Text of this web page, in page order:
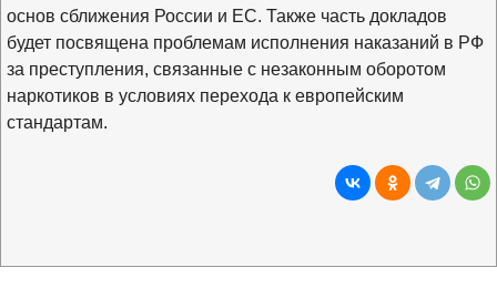
основ сближения России и ЕС. Также часть докладов
будет посвящена проблемам исполнения наказаний в РФ
за преступления, связанные с незаконным оборотом
наркотиков в условиях перехода к европейским
стандартам.